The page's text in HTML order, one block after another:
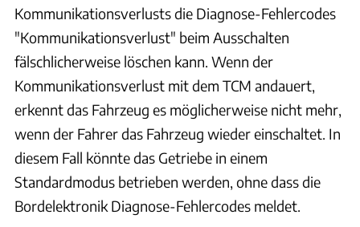
Kommunikationsverlusts die Diagnose-Fehlercodes
"Kommunikationsverlust" beim Ausschalten
fälschlicherweise löschen kann. Wenn der
Kommunikationsverlust mit dem TCM andauert,
erkennt das Fahrzeug es möglicherweise nicht mehr,
wenn der Fahrer das Fahrzeug wieder einschaltet. In
diesem Fall könnte das Getriebe in einem
Standardmodus betrieben werden, ohne dass die
Bordelektronik Diagnose-Fehlercodes meldet.